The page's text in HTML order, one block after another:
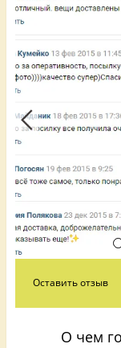
Оставить отзыв
О чем